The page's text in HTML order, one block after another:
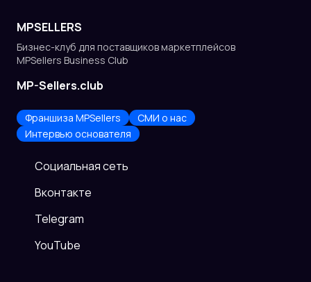
MPSELLERS
Бизнес-клуб для поставщиковмаркетплейсов
MPSellers Business Club
MP-Sellers.club
Франшиза MPSellers
СМИ о нас
Интервью основателя
Cоциальная сеть
Вконтакте
Telegram
YouTube